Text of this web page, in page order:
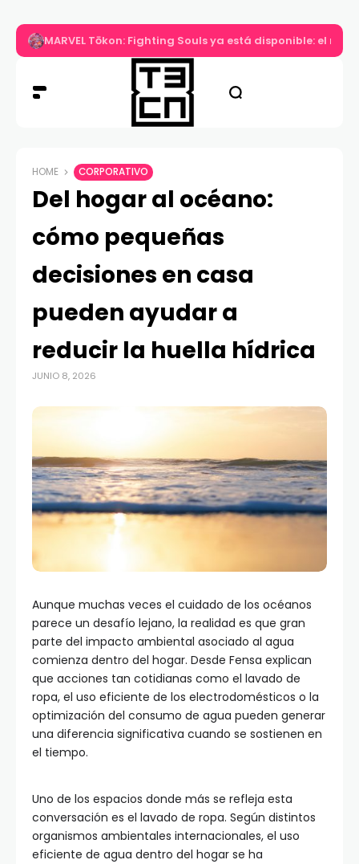
MARVEL Tōkon: Fighting Souls ya está disponible: el
HOME CORPORATIVO
Del hogar al océano:
cómo pequeñas
decisiones en casa
pueden ayudar a
reducir la huella hídrica
JUNIO 8, 2026
Aunque muchas veces el cuidado de los océanos
parece un desafío lejano, la realidad es que gran
parte del impacto ambiental asociado al agua
comienza dentro del hogar. Desde Fensa explican
que acciones tan cotidianas como el lavado de
ropa, el uso eficiente de los electrodomésticos o la
optimización del consumo de agua pueden generar
una diferencia significativa cuando se sostienen en
el tiempo.
Uno de los espacios donde más se refleja esta
conversación es el lavado de ropa. Según distintos
organismos ambientales internacionales, el uso
eficiente de agua dentro del hogar se ha